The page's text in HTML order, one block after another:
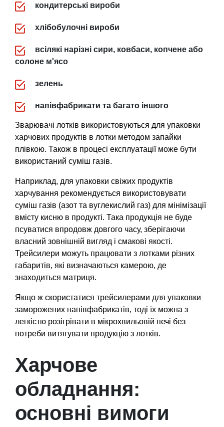
кондитерські вироби
хлібобулочні вироби
всілякі нарізні сири, ковбаси, копчене або
солоне м'ясо
зелень
напівфабрикати та багато іншого
Зварювачі лотків використовуються для упаковки
харчових продуктів в лотки методом запайки
плівкою. Також в процесі експлуатації може бути
використаний суміш газів.
Наприклад, для упаковки свіжих продуктів
харчування рекомендується використовувати
суміш газів (азот та вуглекислий газ) для мінімізації
вмісту кисню в продукті. Така продукція не буде
псуватися впродовж довгого часу, зберігаючи
власний зовнішній вигляд і смакові якості.
Трейсилери можуть працювати з лотками різних
габаритів, які визначаються камерою, де
знаходиться матриця.
Якщо ж скористатися трейсилерами для упаковки
заморожених напівфабрикатів, тоді їх можна з
легкістю розігрівати в мікрохвильовій печі без
потреби витягувати продукцію з лотків.
Харчове
обладнання:
основні вимоги